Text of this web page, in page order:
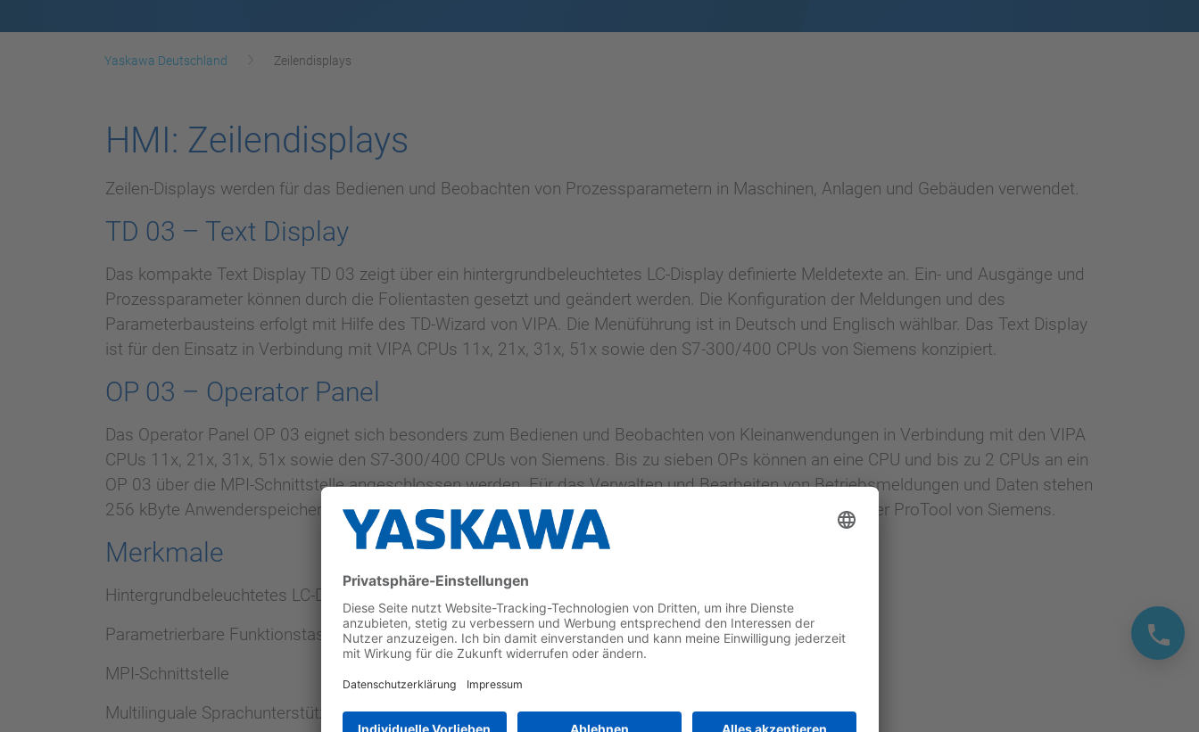
Yaskawa Deutschland Zeilendisplays
HMI: Zeilendisplays
Zeilen-Displays werden für das Bedienen und Beobachten von Prozessparametern in Maschinen, Anlagen und Gebäuden verwendet.
TD 03 – Text Display
Das kompakte Text Display TD 03 zeigt über ein hintergrundbeleuchtetes LC-Display definierte Meldetexte an. Ein- und Ausgänge und
Prozessparameter können durch die Folientasten gesetzt und geändert werden. Die Konfiguration der Meldungen und des
Parameterbausteins erfolgt mit Hilfe des TD-Wizard von VIPA. Die Menüführung ist in Deutsch und Englisch wählbar. Das Text Display
ist für den Einsatz in Verbindung mit VIPA CPUs 11x, 21x, 31x, 51x sowie den S7-300/400 CPUs von Siemens konzipiert.
OP 03 – Operator Panel
Das Operator Panel OP 03 eignet sich besonders zum Bedienen und Beobachten von Kleinanwendungen in Verbindung mit den VIPA
CPUs 11x, 21x, 31x, 51x sowie den S7-300/400 CPUs von Siemens. Bis zu sieben OPs können an eine CPU und bis zu 2 CPUs an ein
OP 03 über die MPI-Schnittstelle angeschlossen werden. Für das Verwalten und Bearbeiten von Betriebsmeldungen und Daten stehen
256 kByte Anwenderspeicher zur Verfügung. Die Projektierung erfolgt mit dem OP-Manager von VIPA oder ProTool von Siemens.
Merkmale
Hintergrundbeleuchtetes LC-Display
Parametrierbare Funktionstasten
MPI-Schnittstelle
Multilinguale Sprachunterstützung